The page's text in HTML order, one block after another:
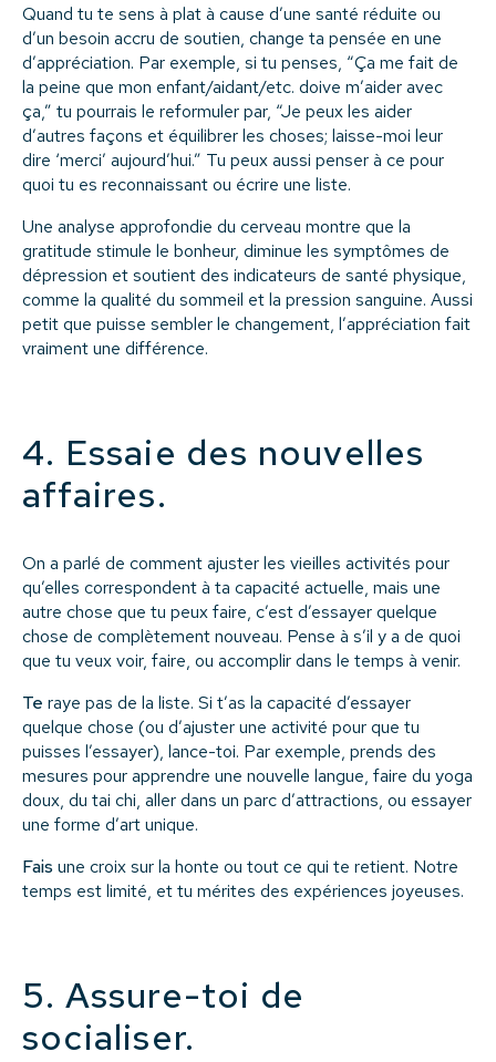
Quand tu te sens à plat à cause d’une santé réduite ou
d’un besoin accru de soutien, change ta pensée en une
d’appréciation. Par exemple, si tu penses, “Ça me fait de
la peine que mon enfant/aidant/etc. doive m’aider avec
ça,” tu pourrais le reformuler par, “Je peux les aider
d’autres façons et équilibrer les choses; laisse-moi leur
dire ‘merci’ aujourd’hui.” Tu peux aussi penser à ce pour
quoi tu es reconnaissant ou écrire une liste.
Une analyse approfondie du cerveau montre que la
gratitude stimule le bonheur, diminue les symptômes de
dépression et soutient des indicateurs de santé physique,
comme la qualité du sommeil et la pression sanguine. Aussi
petit que puisse sembler le changement, l’appréciation fait
vraiment une différence.
4. Essaie des nouvelles
affaires.
On a parlé de comment ajuster les vieilles activités pour
qu’elles correspondent à ta capacité actuelle, mais une
autre chose que tu peux faire, c’est d’essayer quelque
chose de complètement nouveau. Pense à s’il y a de quoi
que tu veux voir, faire, ou accomplir dans le temps à venir.
Te raye pas de la liste. Si t’as la capacité d’essayer
quelque chose (ou d’ajuster une activité pour que tu
puisses l’essayer), lance-toi. Par exemple, prends des
mesures pour apprendre une nouvelle langue, faire du yoga
doux, du tai chi, aller dans un parc d’attractions, ou essayer
une forme d’art unique.
Fais une croix sur la honte ou tout ce qui te retient. Notre
temps est limité, et tu mérites des expériences joyeuses.
5. Assure-toi de
socialiser.